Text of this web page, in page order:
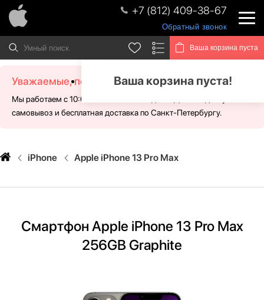
+7 (812) 409-38-67
Обратный звонок
Ваша корзина пуста
Ваша корзина пуста!
Уважаемые, посетители!
Мы работаем с 10:00 - 21:00 без выходных. Для Вас доступен
самовывоз и бесплатная доставка по Санкт-Петербургу.
iPhone Apple iPhone 13 Pro Max
Смартфон Apple iPhone 13 Pro Max
256GB Graphite